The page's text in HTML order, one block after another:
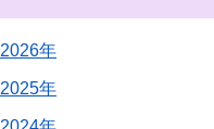
2026年
2025年